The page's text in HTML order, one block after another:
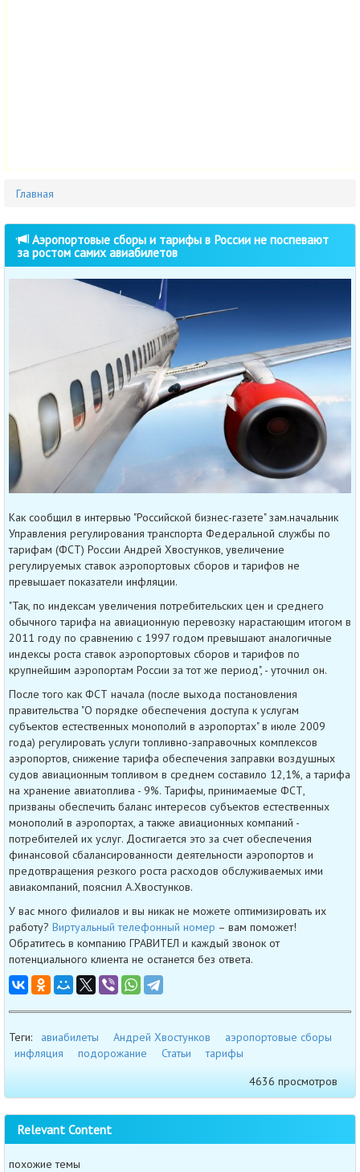
Главная
Аэропортовые сборы и тарифы в России не поспевают
за ростом самих авиабилетов
Как сообщил в интервью "Российской бизнес-газете" зам.начальник
Управления регулирования транспорта Федеральной службы по
тарифам (ФСТ) России Андрей Хвостунков, увеличение
регулируемых ставок аэропортовых сборов и тарифов не
превышает показатели инфляции.
"Так, по индексам увеличения потребительских цен и среднего
обычного тарифа на авиационную перевозку нарастающим итогом в
2011 году по сравнению с 1997 годом превышают аналогичные
индексы роста ставок аэропортовых сборов и тарифов по
крупнейшим аэропортам России за тот же период", - уточнил он.
После того как ФСТ начала (после выхода постановления
правительства "О порядке обеспечения доступа к услугам
субъектов естественных монополий в аэропортах" в июле 2009
года) регулировать услуги топливно-заправочных комплексов
аэропортов, снижение тарифа обеспечения заправки воздушных
судов авиационным топливом в среднем составило 12,1%, а тарифа
на хранение авиатоплива - 9%. Тарифы, принимаемые ФСТ,
призваны обеспечить баланс интересов субъектов естественных
монополий в аэропортах, а также авиационных компаний -
потребителей их услуг. Достигается это за счет обеспечения
финансовой сбалансированности деятельности аэропортов и
предотвращения резкого роста расходов обслуживаемых ими
авиакомпаний, пояснил А.Хвостунков.
У вас много филиалов и вы никак не можете оптимизировать их
работу? Виртуальный телефонный номер – вам поможет!
Обратитесь в компанию ГРАВИТЕЛ и каждый звонок от
потенциального клиента не останется без ответа.
Теги: авиабилеты Андрей Хвостунков
аэропортовые сборы
инфляция
подорожание Статьи
тарифы
4636 просмотров
Relevant Content
похожие темы